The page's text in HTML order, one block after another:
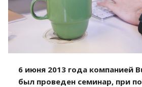
6 июня 2013 года компанией
был проведен семинар, при